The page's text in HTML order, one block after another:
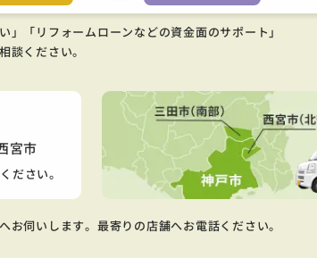
」「リフォームローンなどの資金面のサポート」
談ください。
宮市
ださい。
伺いします。最寄りの店舗へお電話ください。